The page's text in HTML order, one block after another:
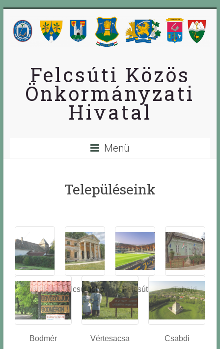
Felcsúti Közös
Önkormányzati
Hivatal
Menü
Településeink
Óbarok
Alcsútdobo
z
Felcsút Tabajd
Bodmér Vértesacsa Csabdi